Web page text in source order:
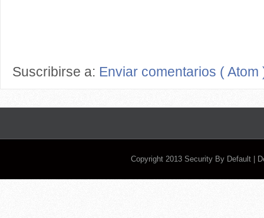
Suscribirse a: Enviar comentarios ( Atom
Copyright 2013 Security By Default |